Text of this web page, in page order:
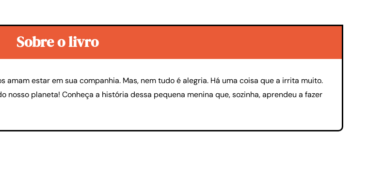
Sobre o livro
amam estar em sua companhia. Mas, nem tudo é alegria. Há uma coisa que a irrita muito.
nosso planeta! Conheça a história dessa pequena menina que, sozinha, aprendeu a fazer